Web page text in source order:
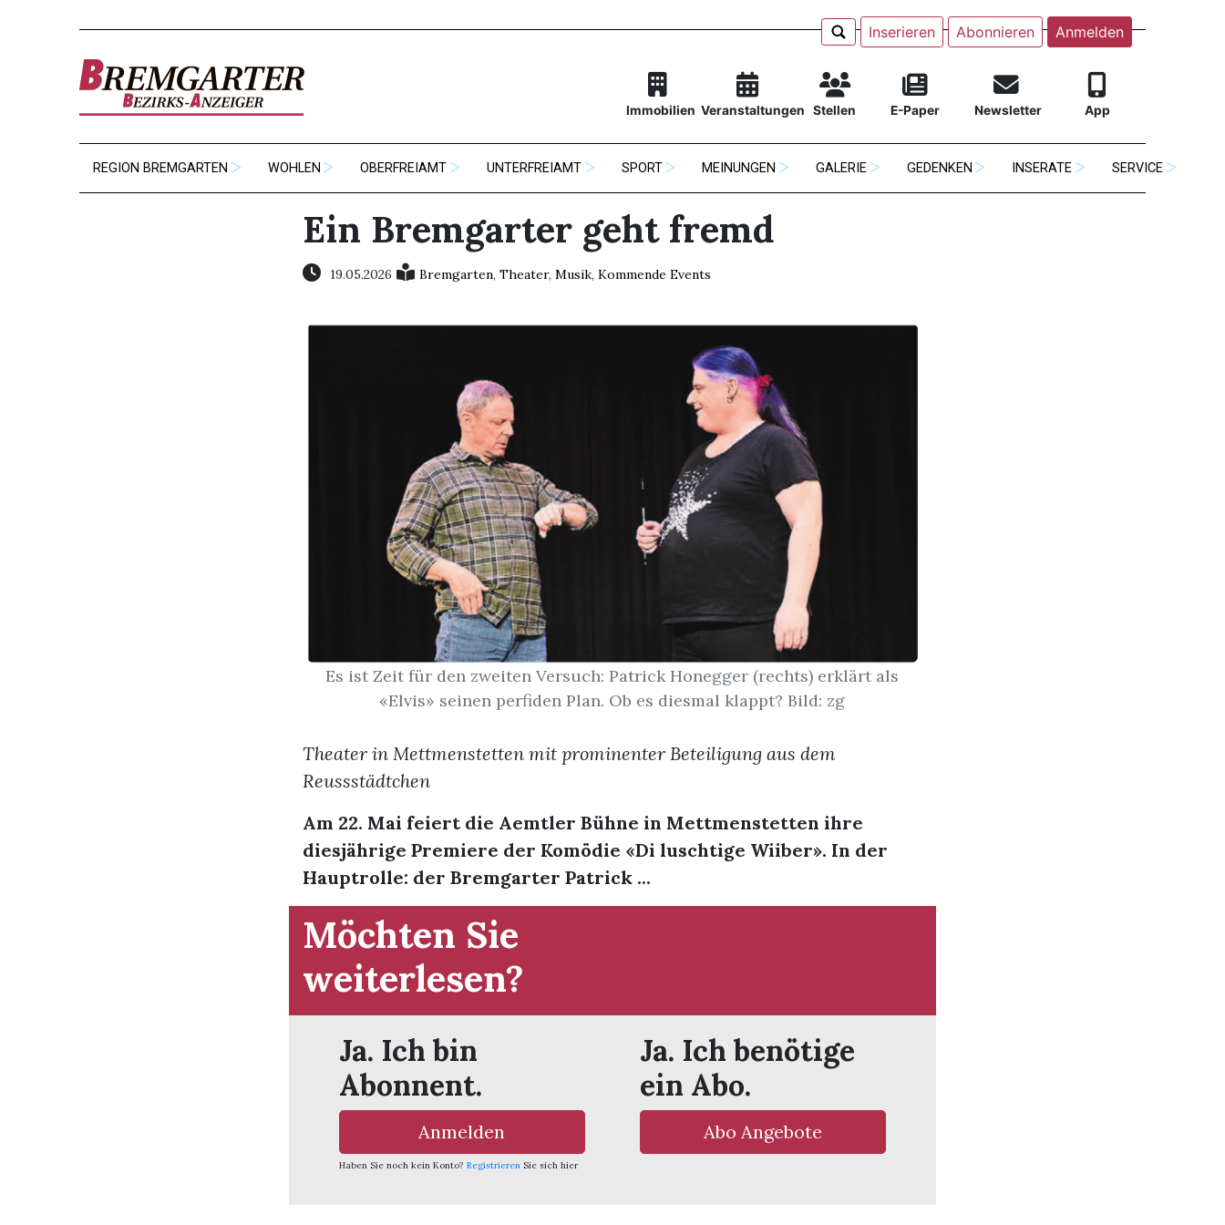
Inserieren Abonnieren Anmelden
Immobilien Veranstaltungen Stellen E-Paper Newsletter App
REGION BREMGARTEN WOHLEN OBERFREIAMT UNTERFREIAMT SPORT MEINUNGEN GALERIE GEDENKEN INSERATE SERVICE
Ein Bremgarter geht fremd
19.05.2026 Bremgarten, Theater, Musik, Kommende Events
Es ist Zeit für den zweiten Versuch: Patrick Honegger (rechts) erklärt als
«Elvis» seinen perfiden Plan. Ob es diesmal klappt? Bild: zg
Theater in Mettmenstetten mit prominenter Beteiligung aus dem
Reussstädtchen
Am 22. Mai feiert die Aemtler Bühne in Mettmenstetten ihre
diesjährige Premiere der Komödie «Di luschtige Wiiber». In der
Hauptrolle: der Bremgarter Patrick ...
Möchten Sie
weiterlesen?
Ja. Ich bin
Abonnent.
Anmelden
Haben Sie noch kein Konto? Registrieren Sie sich hier
Ja. Ich benötige
ein Abo.
Abo Angebote